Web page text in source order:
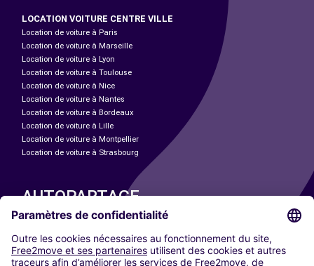
LOCATION VOITURE CENTRE VILLE
Location de voiture à Paris
Location de voiture à Marseille
Location de voiture à Lyon
Location de voiture à Toulouse
Location de voiture à Nice
Location de voiture à Nantes
Location de voiture à Bordeaux
Location de voiture à Lille
Location de voiture à Montpellier
Location de voiture à Strasbourg
AUTOPARTAGE
Paris
Madrid